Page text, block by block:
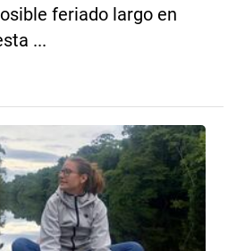
feriado largo en
...